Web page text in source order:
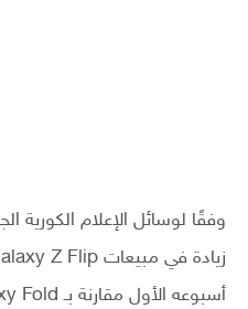
وفقًا لوسائل الإعلام الكورية